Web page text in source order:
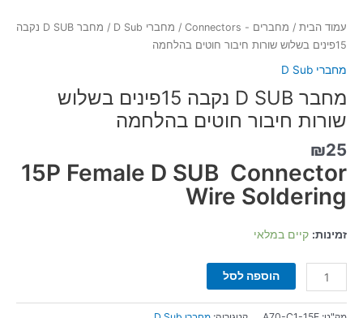
עמוד הבית / מחברים - Connectors / מחברי D Sub
/ מחבר D SUB נקבה
15פינים בשלוש שורות חיבור חוטים בהלחמה
מחברי D Sub
מחבר D SUB נקבה 15פינים בשלוש
שורות חיבור חוטים בהלחמה
₪25
15P Female D SUB Connector
Wire Soldering
זמינות: קיים במלאי
הוספה לסל